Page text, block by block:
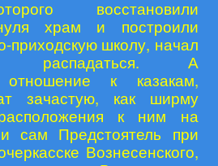
восстановили
храм и построили
приходскую школу, начал
распадаться. А
отношение к казакам,
зачастую, как ширму
к ним на
сам Предстоятель при
Вознесенского,